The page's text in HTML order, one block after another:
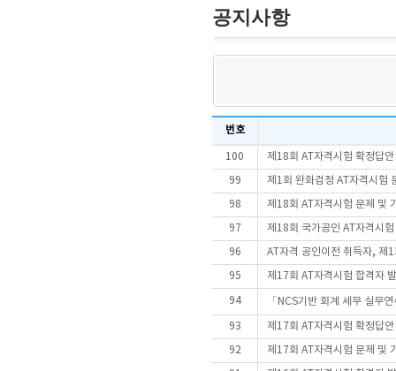
공지사항
번호
100 제18회 AT자격시험 확정답
99 제1회 완화검정 AT자격시험
98 제18회 AT자격시험 문제 및
97 제18회 국가공인 AT자격시
96 AT자격 공인이전 취득자, 제
95 제17회 AT자격시험 합격자
94 「NCS기반 회계 세무 실무
93 제17회 AT자격시험 확정답
92 제17회 AT자격시험 문제 및